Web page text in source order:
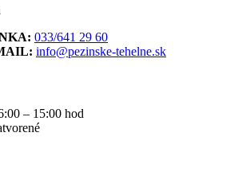
033/641 29 60
info@pezinske-tehelne.sk
– 15:00 hod